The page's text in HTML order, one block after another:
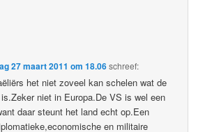
27 maart 2011 om 18.06schreef:
het niet zoveel kan schelen wat de
niet in Europa.De VS is wel een
daar steunt het land echt op.Een
en militaire